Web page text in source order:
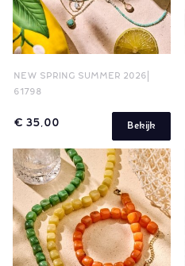
NEW SPRING SUMMER 2026
61798
€ 35,00 Bekijk